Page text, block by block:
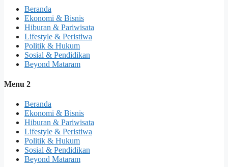
Beranda
Ekonomi & Bisnis
Hiburan & Pariwisata
Lifestyle & Peristiwa
Politik & Hukum
Sosial & Pendidikan
Beyond Mataram
Menu 2
Beranda
Ekonomi & Bisnis
Hiburan & Pariwisata
Lifestyle & Peristiwa
Politik & Hukum
Sosial & Pendidikan
Beyond Mataram